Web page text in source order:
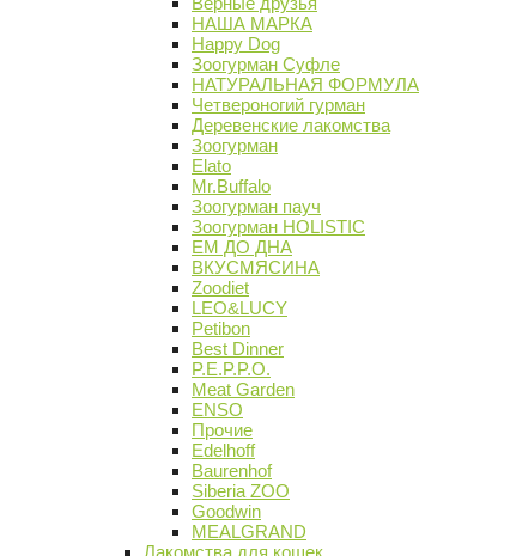
НАША МАРКА
Happy Dog
Зоогурман Суфле
НАТУРАЛЬНАЯ ФОРМУЛА
Четвероногий гурман
Деревенские лакомства
Зоогурман
Elato
Mr.Buffalo
Зоогурман пауч
Зоогурман HOLISTIC
ЕМ ДО ДНА
ВКУСМЯСИНА
Zoodiet
LEO&LUCY
Petibon
Best Dinner
P.E.P.P.O.
Meat Garden
ENSO
Прочие
Edelhoff
Baurenhof
Siberia ZOO
Goodwin
MEALGRAND
Лакомства для кошек